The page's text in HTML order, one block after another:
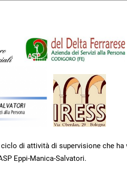
di attività di supervisione che ha
Eppi-Manica-Salvatori.